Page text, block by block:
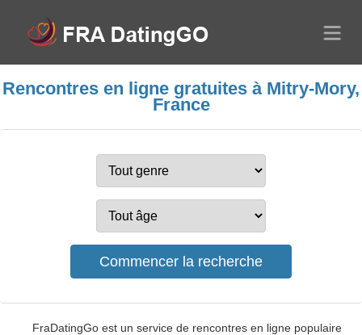
Rencontres en ligne gratuites à Mitry-Mory,
France
FraDatingGo est un service de rencontres en ligne populaire